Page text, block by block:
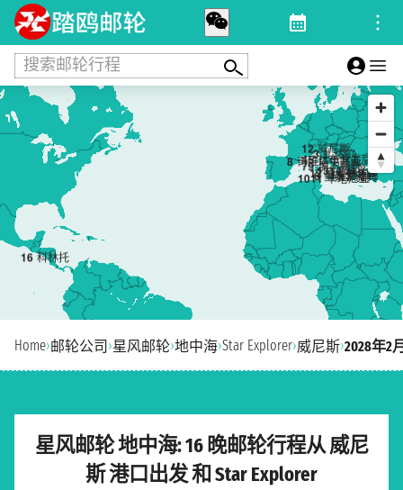
搜索邮轮行程
12 威尼斯
3 扎达尔
45 杜布罗夫尼克
6 墨西拿
79 那不勒斯
8 奇维塔韦基亚
1011 卡塔尼亚
12 克罗托内
1314 科孚岛
15 伊泰阿
16 科林托
17 雅典
Home›邮轮公司 ›星风邮轮›地中海›Star Explorer›威尼斯›2028年2
星风邮轮 地中海: 16 晚邮轮行程从 威尼
斯 港口出发 和 Star Explorer